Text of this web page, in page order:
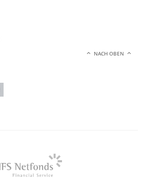
NACH OBEN